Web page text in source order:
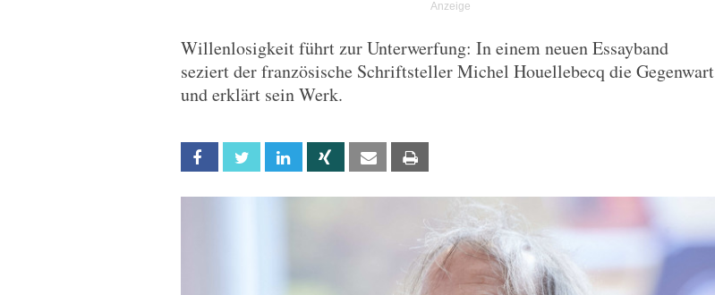
Willenlosigkeit führt zur Unterwerfung: In einem neuen Essayband
seziert der französische Schriftsteller Michel Houellebecq die Gegenwart
und erklärt sein Werk.
Facebook Twitter Linkedin Xing Email